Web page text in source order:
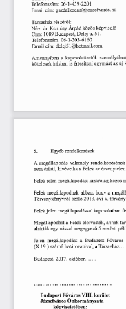
Telefonszám:
  06-1-459-2201
Email
  cím:
gazdalkodas@jozsefvaros.hu
Társasház
  részéről:
Név:
  dr.
Kemény
  Árpád
közös
  képviselő
Cím:
  1089
Budapest, Delej u.
  51.
Telefonszám:
  06-1-303-6160
Email
  cím:
  delej51@hotmail.com
Amennyiben
  a  kapcsolattartók
kötelesek
  írásban
is   értesíteni
  egymást
  az
új
5.            Egyéb
  rendelkezések
A megállapodás
  valamely
  rendelkezésének
nem érinti, kivéve ha a Felek az érvénytelen
Felek jelen megállapodást
  kizárólag
közös
Felek
  megállapodnak
  abban,
  hogy
a
Törvénykönyvről
  szóló
2013.
  évi
V. törvény
Felek jelen
  megállapodással
  kapcsolatban
Megállapodást
  a  Felek
  elolvasták,
  annak
aláírták
  egymással
megegyező
  5 eredeti
Jelen
  megállapodást
   a
  Budapest
  Főváros
(X.19.)
  számú
határozatával,
  aTársasház
Budapest, 2017.
  október
Budapest Főváros VIII.
  kerület
Józsefváros
  Önkormányzata
képviseletében: